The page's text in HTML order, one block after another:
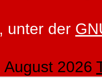
unter der
2026